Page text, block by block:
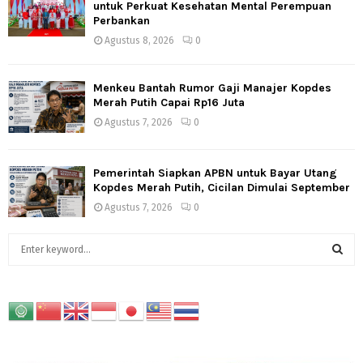
untuk Perkuat Kesehatan Mental Perempuan
Perbankan
Agustus 8, 2026 0
Menkeu Bantah Rumor Gaji Manajer Kopdes
Merah Putih Capai Rp16 Juta
Agustus 7, 2026 0
Pemerintah Siapkan APBN untuk Bayar Utang
Kopdes Merah Putih, Cicilan Dimulai September
Agustus 7, 2026 0
c